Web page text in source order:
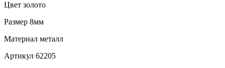
Цвет золото
Размер 8мм
Материал металл
Артикул 62205